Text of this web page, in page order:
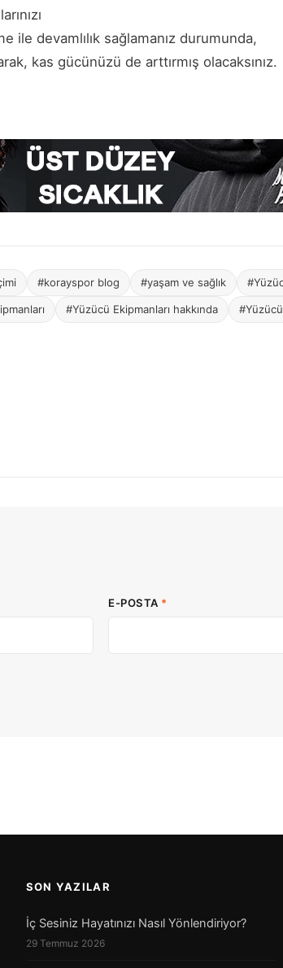
ile devamlılık sağlamanız durumunda,
kas gücünüzü de arttırmış olacaksınız.
#korayspor blog #yaşam ve sağlık
#Yüzücü Ekipmanları hakkında
E-POSTA *
SON YAZILAR
İç Sesiniz Hayatınızı Nasıl Yönlendiriyor?
29 Temmuz 2026